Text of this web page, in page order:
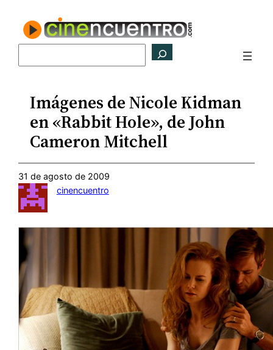
contenido
Imágenes de Nicole Kidman
en «Rabbit Hole», de John
Cameron Mitchell
31 de agosto de 2009
cinencuentro